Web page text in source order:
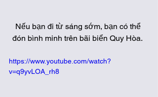
Nếu bạn đi từ sáng sớm, bạn có thể
đón bình minh trên bãi biển Quy Hòa.
https://www.youtube.com/watch?
v=q9yvLOA_rh8